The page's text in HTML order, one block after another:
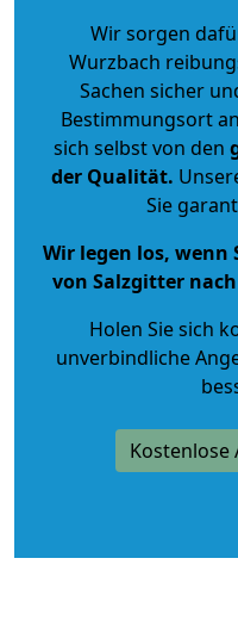
Wir sorgen
Wurzbach
Sachen sicher
Bestimmungsort
sich selbst von den
der Qualität.
Sie
Wir legen los, wenn
von Salzgitter
Holen Sie sich
unverbindliche
Kostenlose